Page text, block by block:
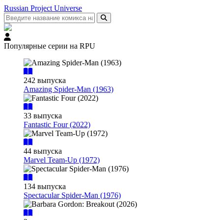
Russian Project Universe
Популярные серии на RPU
242 выпуска
Amazing Spider-Man (1963)
33 выпуска
Fantastic Four (2022)
44 выпуска
Marvel Team-Up (1972)
134 выпуска
Spectacular Spider-Man (1976)